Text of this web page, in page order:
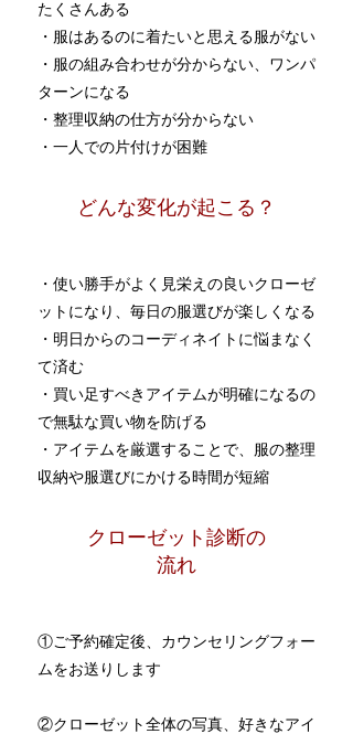
たくさんある
​・服はあるのに着たいと思える服がない
・服の組み合わせが分からない、ワンパ
ターンになる
​・整理収納の仕方が分からない
​・一人での片付けが困難
​どんな変化が起こる？
・使い勝手がよく見栄えの良いクローゼ
ットになり、毎日の服選びが楽しくなる
・明日からのコーディネイトに悩まなく
て済む
・買い足すべきアイテムが明確になるの
で無駄な買い物を防げる
・ アイテムを厳選することで、服の整理
収納や服選びにかける時間が短縮
​クローゼット診断の
流れ
​①ご予約確定後、カウンセリングフォー
ムをお送りします
②クローゼット全体の写真、好きなアイ